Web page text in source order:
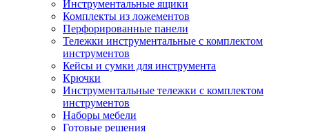
Инструментальные ящики
Комплекты из ложементов
Перфорированные панели
Тележки инструментальные с комплектом
инструментов
Кейсы и сумки для инструмента
Крючки
Инструментальные тележки с комплектом
инструментов
Наборы мебели
Готовые решения